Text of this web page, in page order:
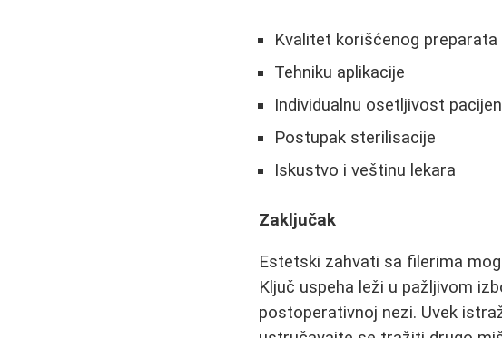
Kvalitet korišćenog preparata
Tehniku aplikacije
Individualnu osetljivost
Postupak sterilisacije
Iskustvo i veštinu lekara
Zaključak
Estetski zahvati sa filerima
Ključ uspeha leži u pažljivom
postoperativnoj nezi. Uvek